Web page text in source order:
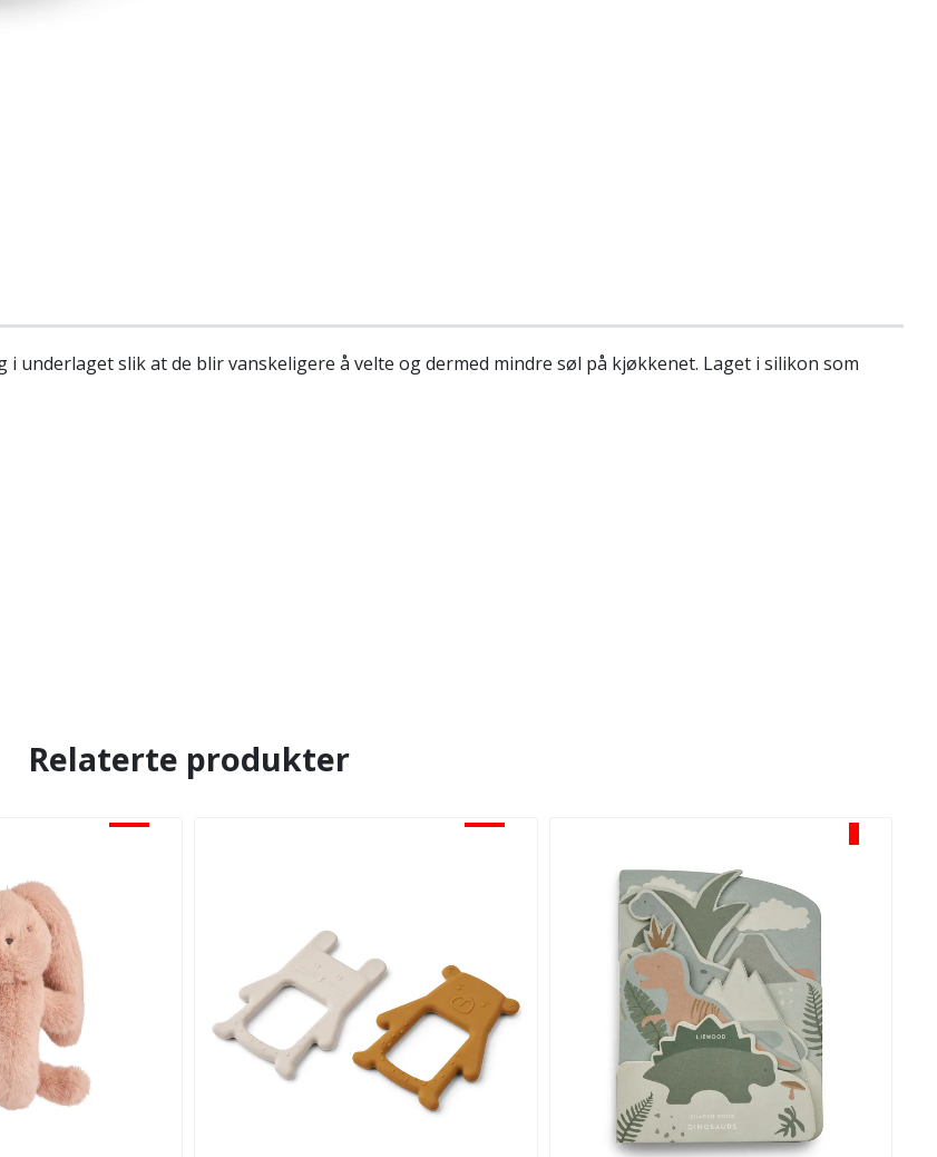
underlaget slik at de blir vanskeligere å velte og dermed mindre søl på kjøkkenet. Laget i silikon som
Relaterte produkter
-30% -30%